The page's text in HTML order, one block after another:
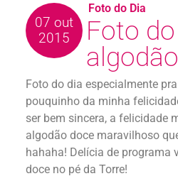
07 out
2015
Foto
Foto do dia especialmente
pouquinho da minha
ser bem sincera, a felicidade
algodão doce maravilhoso
hahaha! Delícia de programa
doce no pé da Torre!
Foto do Dia